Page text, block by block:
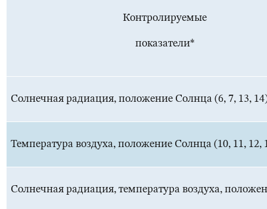
Контролируемые
показатели*
Солнечная радиация, положение Солнца (6, 7, 13,
Температура воздуха, положение Солнца (10, 11, 12,
Солнечная радиация, температура воздуха,